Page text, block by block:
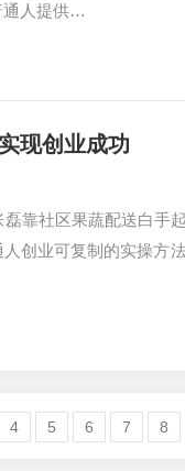
通人提供…
现创业成功
靠社区果蔬配送白手
创业可复制的实操方
4 5 6 7 8